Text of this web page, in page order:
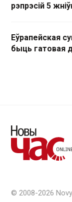
рэпрэсій 5
Еўрапейская
быць гатовая
© 2008-2026